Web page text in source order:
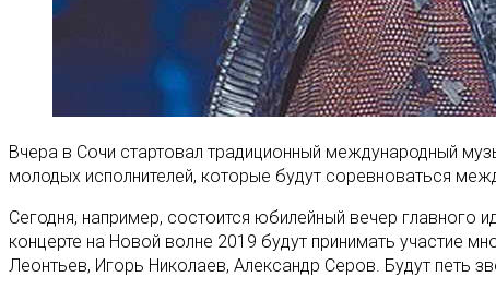
Вчера в Сочи стартовал традиционный международный
молодых исполнителей, которые будут соревноваться
Сегодня, например, состоится юбилейный вечер
концерте на Новой волне 2019 будут принимать участие
Леонтьев, Игорь Николаев, Александр Серов. Будут петь